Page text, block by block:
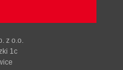
z o.o.
1c